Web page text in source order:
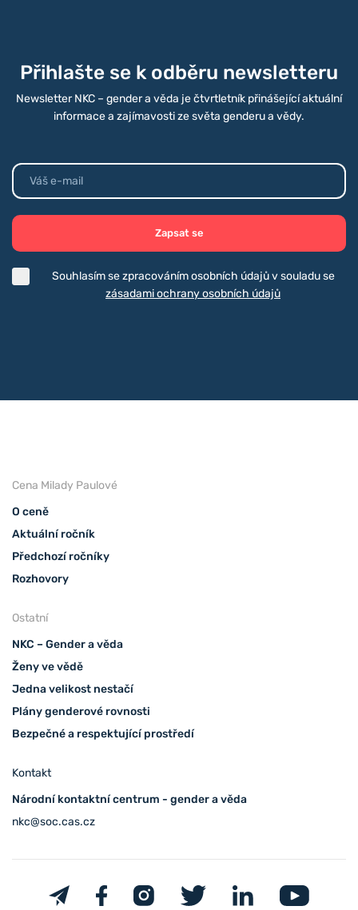
Přihlašte se k odběru newsletteru
Newsletter NKC – gender a věda je čtvrtletník přinášející aktuální
informace a zajímavosti ze světa genderu a vědy.
Zapsat se
Souhlasím se zpracováním osobních údajů v souladu se
zásadami ochrany osobních údajů
Cena Milady Paulové
O ceně
Aktuální ročník
Předchozí ročníky
Rozhovory
Ostatní
NKC – Gender a věda
Ženy ve vědě
Jedna velikost nestačí
Plány genderové rovnosti
Bezpečné a respektující prostředí
Kontakt
Národní kontaktní centrum - gender a věda
nkc@soc.cas.cz